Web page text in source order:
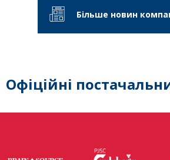
Більше новин
Офіційні